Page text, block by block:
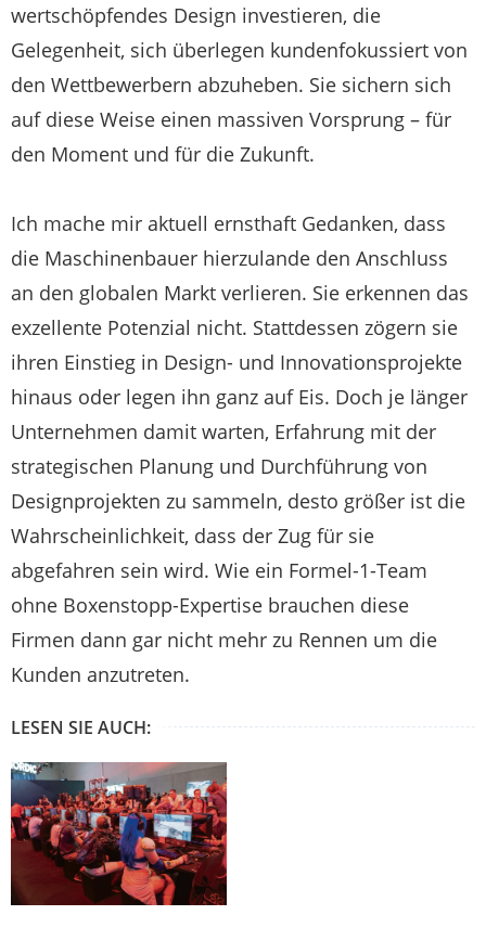
wertschöpfendes Design investieren, die
Gelegenheit, sich überlegen kundenfokussiert von
den Wettbewerbern abzuheben. Sie sichern sich
auf diese Weise einen massiven Vorsprung – für
den Moment und für die Zukunft.
Ich mache mir aktuell ernsthaft Gedanken, dass
die Maschinenbauer hierzulande den Anschluss
an den globalen Markt verlieren. Sie erkennen das
exzellente Potenzial nicht. Stattdessen zögern sie
ihren Einstieg in Design- und Innovationsprojekte
hinaus oder legen ihn ganz auf Eis. Doch je länger
Unternehmen damit warten, Erfahrung mit der
strategischen Planung und Durchführung von
Designprojekten zu sammeln, desto größer ist die
Wahrscheinlichkeit, dass der Zug für sie
abgefahren sein wird. Wie ein Formel-1-Team
ohne Boxenstopp-Expertise brauchen diese
Firmen dann gar nicht mehr zu Rennen um die
Kunden anzutreten.
LESEN SIE AUCH: